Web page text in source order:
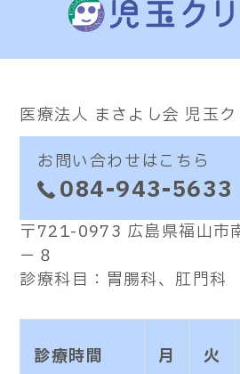
医療法人 まさよし会 児玉
〒721-0973 広島県福山市
−８
診療科目：胃腸科、肛門科
お問い合わせはこちら
084-943-5633
診療時間 月 火